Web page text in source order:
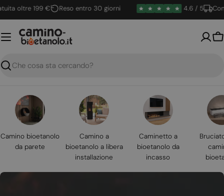
Vai
al
contenuto
oltre 199 € Reso entro 30 giorni 4.6 / 5
Ricerca
Camino bioetanolo
da parete
Camino a
bioetanolo a libera
installazione
Caminetto a
bioetanolo da
incasso